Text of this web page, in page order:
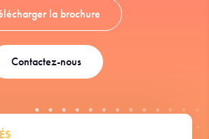
la brochure
Contactez-nous